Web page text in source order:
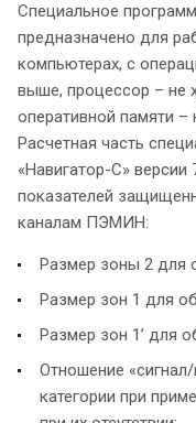
Специальное
предназначено для
компьютерах, с
выше, процессор – не
оперативной памяти –
Расчетная часть
«Навигатор-С»
показателей
каналам ПЭМИН:
Размер зоны 2 для
Размер зон 1 для
Размер зон 1’ для
Отношение
категории при